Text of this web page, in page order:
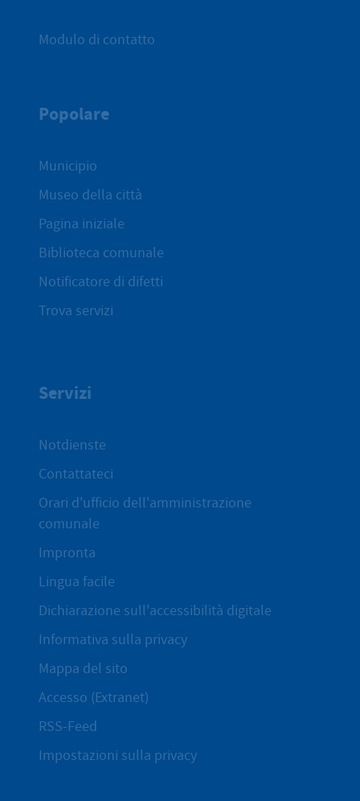
Modulo di contatto
Popolare
Municipio
Museo della città
Pagina iniziale
Biblioteca comunale
Notificatore di difetti
Trova servizi
Servizi
Notdienste
Contattateci
Orari d'ufficio dell'amministrazione
comunale
Impronta
Lingua facile
Dichiarazione sull'accessibilità digitale
Informativa sulla privacy
Mappa del sito
Accesso (Extranet)
RSS-Feed
Impostazioni sulla privacy